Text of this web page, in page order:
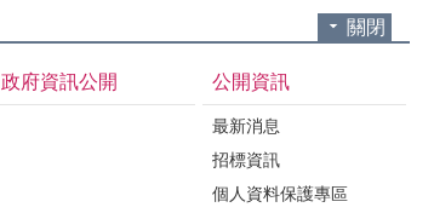
關閉
政府資訊公開 公開資訊
最新消息
招標資訊
個人資料保護專區